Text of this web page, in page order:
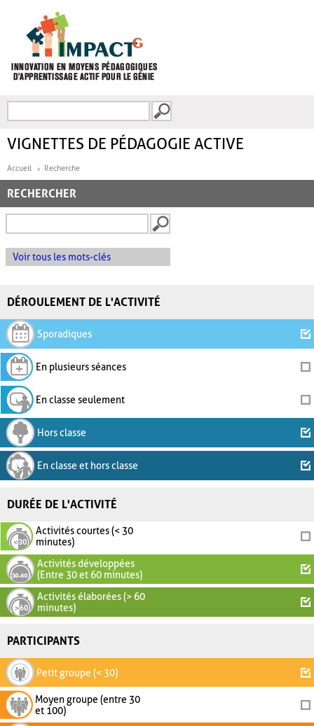
FORMULAIRE DE
VIGNETTES DE PÉDAGOGIE ACTIVE
Accueil Recherche
RECHERCHER
Voir tous les mots-clés
DÉROULEMENT DE L'ACTIVITÉ
Sporadiques
En plusieurs séances
En classe seulement
Hors classe
En classe et hors classe
DURÉE DE L'ACTIVITÉ
Activités courtes (< 30
minutes)
Activités développées
(Entre 30 et 60 minutes)
Activités élaborées (> 60
minutes)
PARTICIPANTS
Petit groupe (< 30)
Moyen groupe (entre 30
et 100)